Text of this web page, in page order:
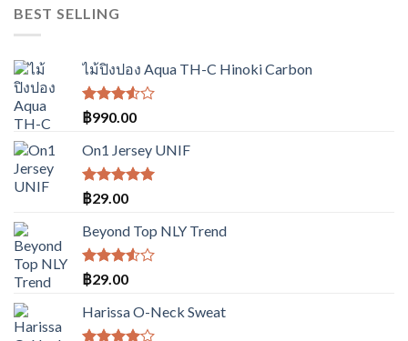
ตั้งแต่ 1-5
BEST SELLING
ไม้ปิงปอง Aqua TH-C Hinoki Carbon
ให้
คะแนน
3.50
ตั้งแต่
1-5
คะแนน
฿990.00
On1 Jersey UNIF
ให้คะแนน
5.00
1-5
คะแนน
฿29.00
Beyond Top NLY Trend
ให้
คะแนน
3.50
ตั้งแต่
1-5
฿29.00
Harissa O-Neck Sweat